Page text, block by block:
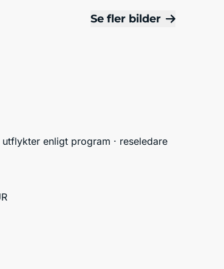
Se fler bilder
enligt program · reseledare